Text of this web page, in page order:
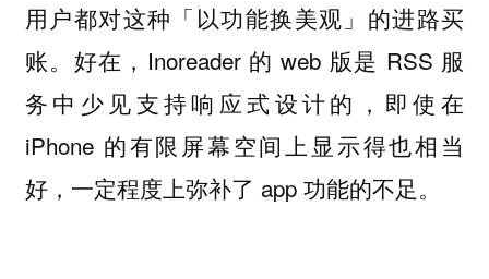
用户都对这种「以功能换美观」的进路买
账。好在，Inoreader 的 web 版是 RSS 服
务中少见支持响应式设计的，即使在
iPhone 的有限屏幕空间上显示得也相当
好，一定程度上弥补了 app 功能的不足。